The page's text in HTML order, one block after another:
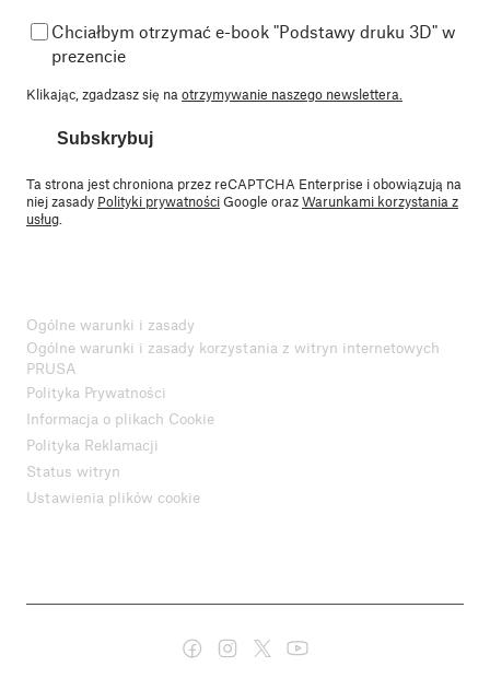
Chciałbym otrzymać e-book "Podstawy druku 3D" w
prezencie
Klikając, zgadzasz się na otrzymywanie naszego newslettera.
Subskrybuj
Ta strona jest chroniona przez reCAPTCHA Enterprise i obowiązują na
niej zasady Polityki prywatnościGoogle orazWarunkami korzystania z
usług
Ogólne warunki i zasady
Ogólne warunki i zasady korzystania z witryn internetowych
PRUSA
Polityka Prywatności
Informacja o plikach Cookie
Polityka Reklamacji
Status witryn
Ustawienia plików cookie